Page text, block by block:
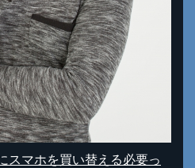
スマホを買い替える必要っ